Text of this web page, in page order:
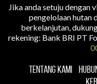
Jika anda setuju dengan
pengelolaan hutan
berkelanjutan,
rekening: Bank BRI PT
TENTANG KAMI